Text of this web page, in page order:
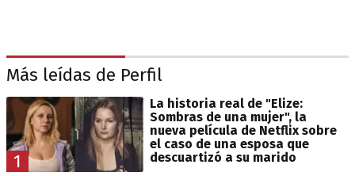
Más leídas de Perfil
1
La historia real de "Elize:
Sombras de una mujer", la
nueva película de Netflix sobre
el caso de una esposa que
descuartizó a su marido